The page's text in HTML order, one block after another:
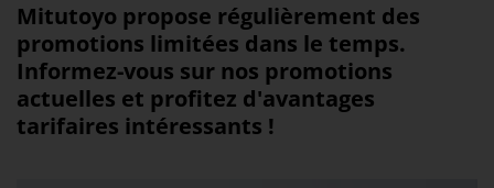
Mitutoyo propose régulièrement des
promotions limitées dans le temps.
Informez-vous sur nos promotions
actuelles et profitez d'avantages
tarifaires intéressants !